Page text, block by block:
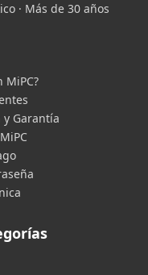
· Más de 30 años
MiPC?
y Garantía